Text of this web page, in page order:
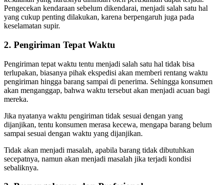
Pengecekan kendaraan sebelum dikendarai, menjadi salah satu hal
yang cukup penting dilakukan, karena berpengaruh juga pada
keselamatan supir.
2. Pengiriman Tepat Waktu
Pengiriman tepat waktu tentu menjadi salah satu hal tidak bisa
terlupakan, biasanya pihak ekspedisi akan memberi rentang waktu
pengiriman hingga barang sampai di penerima. Sehingga konsumen
akan menganggap, bahwa waktu tersebut akan menjadi acuan bagi
mereka.
Jika nyatanya waktu pengiriman tidak sesuai dengan yang
dijanjikan, tentu konsumen merasa kecewa, mengapa barang belum
sampai sesuai dengan waktu yang dijanjikan.
Tidak akan menjadi masalah, apabila barang tidak dibutuhkan
secepatnya, namun akan menjadi masalah jika terjadi kondisi
sebaliknya.